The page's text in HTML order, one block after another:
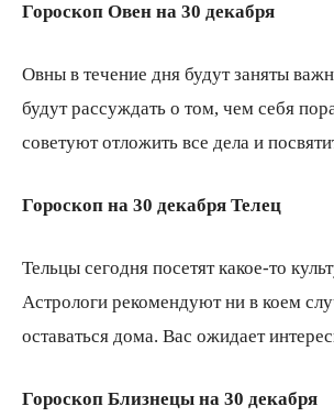
Гороскоп Овен на 30 декабря
Овны в течение дня будут заняты
будут рассуждать о том, чем себя
советуют отложить все дела и
Гороскоп на 30 декабря Телец
Тельцы сегодня посетят какое-то
Астрологи рекомендуют ни в коем
оставаться дома. Вас ожидает
Гороскоп Близнецы на 30 декабря